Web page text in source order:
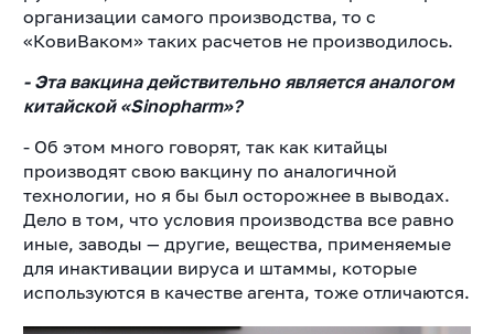
организации самого производства, то с
«КовиВаком» таких расчетов не производилось.
- Эта вакцина действительно является аналогом
китайской «Sinopharm»?
- Об этом много говорят, так как китайцы
производят свою вакцину по аналогичной
технологии, но я бы был осторожнее в выводах.
Дело в том, что условия производства все равно
иные, заводы — другие, вещества, применяемые
для инактивации вируса и штаммы, которые
используются в качестве агента, тоже отличаются.